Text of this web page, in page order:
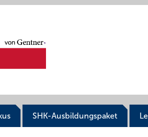
SHK-Ausbildungspaket